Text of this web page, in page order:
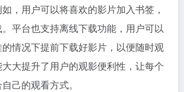
，用户可以将喜欢的影片加入书签，
平台也支持离线下载功能，用户可以
情况下提前下载好影片，以便随时观
大提升了用户的观影便利性，让每个
己的观看方式。